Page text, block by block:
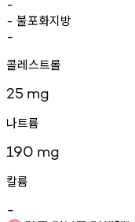
-
- 불포화지방
-
콜레스트롤
25 mg
나트륨
190 mg
칼륨
-